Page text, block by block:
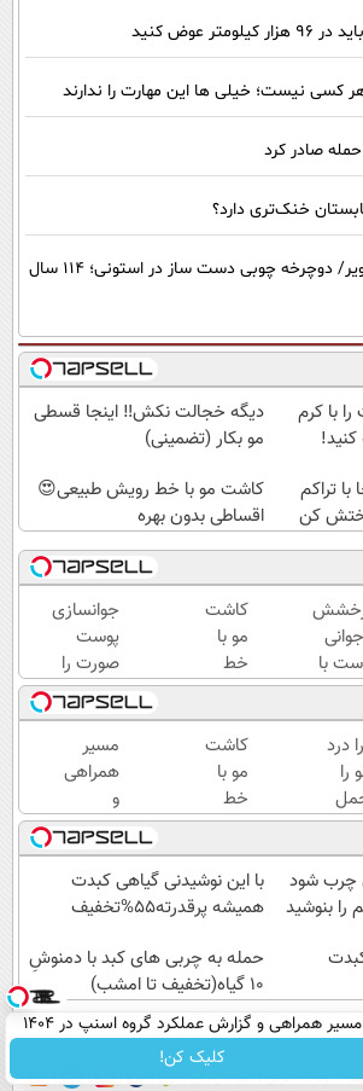
کسی نیست؛ خیلی ها این مهارت را ندارند
صادر کرد
خنک‌تری دارد؟
تاریخ به روایت تصویر/ دوچرخه چوبی دست ساز در استونی؛ 114 سال
با کرم
دیگه خجالت نکش‼️ اینجا قسطی
مو بکار (تضمینی)
تراکم
کن
کاشت مو با خط رویش طبیعی😍
اقساطی بدون بهره
با
با
کاشت
مو با
خط
رویش
طبیعی
😍
اقساطی
بدون
بهره
جوانسازی
پوست
صورت را
با کرم
ضدچروک
آلمانی
تجربه
کنید!
درد
را
کاشت
مو با
خط
رویش
طبیعی
😍
اقساطی
بهره
مسیر
همراهی
و
گزارش
عملکرد
گروه
اسنپ
۱۴۰۴
چرب شود
بنوشید
با این نوشیدنی گیاهی کبدت
همیشه پرقدرته55%تخفیف
حمله به چربی های کبد با دمنوشِ
10 گیاه(تخفیف تا امشب)
مسیر همراهی و گزارش عملکرد گروه اسنپ در ۱۴۰۴
کلیک کن!درباره عصرایران تماس با ما
اوقات شرعی سواد زندگی